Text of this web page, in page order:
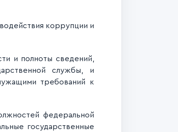
коррупции и
и полноты сведений,
службы, и
требований к
федеральной
государственные